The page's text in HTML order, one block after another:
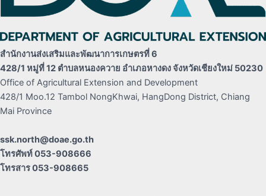
สำนักงานส่งเสริมและพัฒนาการเกษตรที่ 6
428/1 หมู่ที่ 12 ตำบลหนองควาย อำเภอหางดง จังหวัดเชียงใหม่ 50230
Office of Agricultural Extension and Development
428/1 Moo.12 Tambol NongKhwai, HangDong District, Chiang
Mai Province
ssk.north@doae.go.th
โทรศัพท์ 053-908666
โทรสาร 053-908665